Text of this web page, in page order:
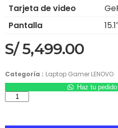
Tarjeta de video
Pantalla
S/5,499.00
Categoría : Laptop Gamer LENOVO
Haz tu